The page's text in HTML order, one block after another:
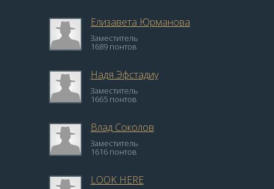
Елизавета Юрманова
Заместитель
1689 понтов
Надя Эфстадиу
Заместитель
1665 понтов
Влад Соколов
Заместитель
1616 понтов
LOOK HERE